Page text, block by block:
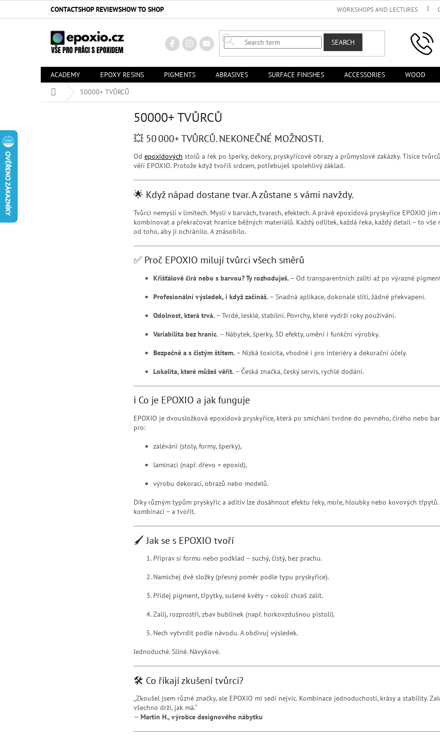
CONTACTSHOP REVIEWSHOW TO SHOP WORKSHOPS AND LECTURES
SEARCH
ACADEMY EPOXY RESINS PIGMENTS ABRASIVES SURFACE FINISHES ACCESSORIES WOOD
Home
50000+ TVŮRCŮ
50000+ TVŮRCŮ
💥 50 000+ TVŮRCŮ. NEKONEČNÉ MOŽNOSTI.
Od epoxidových stolů a řek po šperky, dekory, pryskyřicové obrazy a průmyslové zakázky. Tisíce
věří EPOXIO. Protože když tvoříš srdcem, potřebuješ spolehlivý základ.
🌟 Když nápad dostane tvar. A zůstane s vámi navždy.
Tvůrci nemyslí v limitech. Myslí v barvách, tvarech, efektech. A právě epoxidová pryskyřice EPOXIO
kombinovat a překračovat hranice běžných materiálů. Každý odlitek, každá řeka, každý detail – to vše
od toho, aby ji ochránilo. A znásobilo.
✅ Proč EPOXIO milují tvůrci všech směrů
Křišťálově čirá nebo s barvou? Ty rozhoduješ. – Od transparentních zalití až po výrazné
Profesionální výsledek, i když začínáš. – Snadná aplikace, dokonalé slití, žádné překvapení.
Odolnost, která trvá. – Tvrdé, lesklé, stabilní. Povrchy, které vydrží roky používání.
Variabilita bez hranic. – Nábytek, šperky, 3D efekty, umění i funkční výrobky.
Bezpečně a s čistým štítem. – Nízká toxicita, vhodné i pro interiéry a dekorační účely.
Lokalita, které můžeš věřit. – Česká značka, český servis, rychlé dodání.
ℹ️ Co je EPOXIO a jak funguje
EPOXIO je dvousložková epoxidová pryskyřice, která po smíchání tvrdne do pevného, čirého nebo
pro:
zalévání (stoly, formy, šperky),
laminaci (např. dřevo + epoxid),
výrobu dekorací, obrazů nebo modelů.
Díky různým typům pryskyřic a aditiv lze dosáhnout efektu řeky, moře, hloubky nebo kovových
kombinaci – a tvořit.
🖌️ Jak se s EPOXIO tvoří
Připrav si formu nebo podklad – suchý, čistý, bez prachu.
Namíchej dvě složky (přesný poměr podle typu pryskyřice).
Přidej pigment, třpytky, sušené květy – cokoli chceš zalít.
Zalij, rozprostři, zbav bublinek (např. horkovzdušnou pistolí).
Nech vytvrdit podle návodu. A obdivuj výsledek.
Jednoduché. Silné. Návykové.
🛠️ Co říkají zkušení tvůrci?
„Zkoušel jsem různé značky, ale EPOXIO mi sedí nejvíc. Kombinace jednoduchosti, krásy a stability.
všechno drží, jak má.“
— Martin H., výrobce designového nábytku